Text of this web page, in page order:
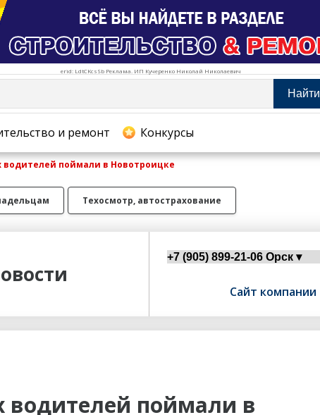
erid: LdtCKcsSb Реклама. ИП Кучеренко Николай Николаевич
Найти
и ремонт Конкурсы
водителей поймали в Новотроицке
Техосмотр, автострахование
Сайт компании
водителей поймали в